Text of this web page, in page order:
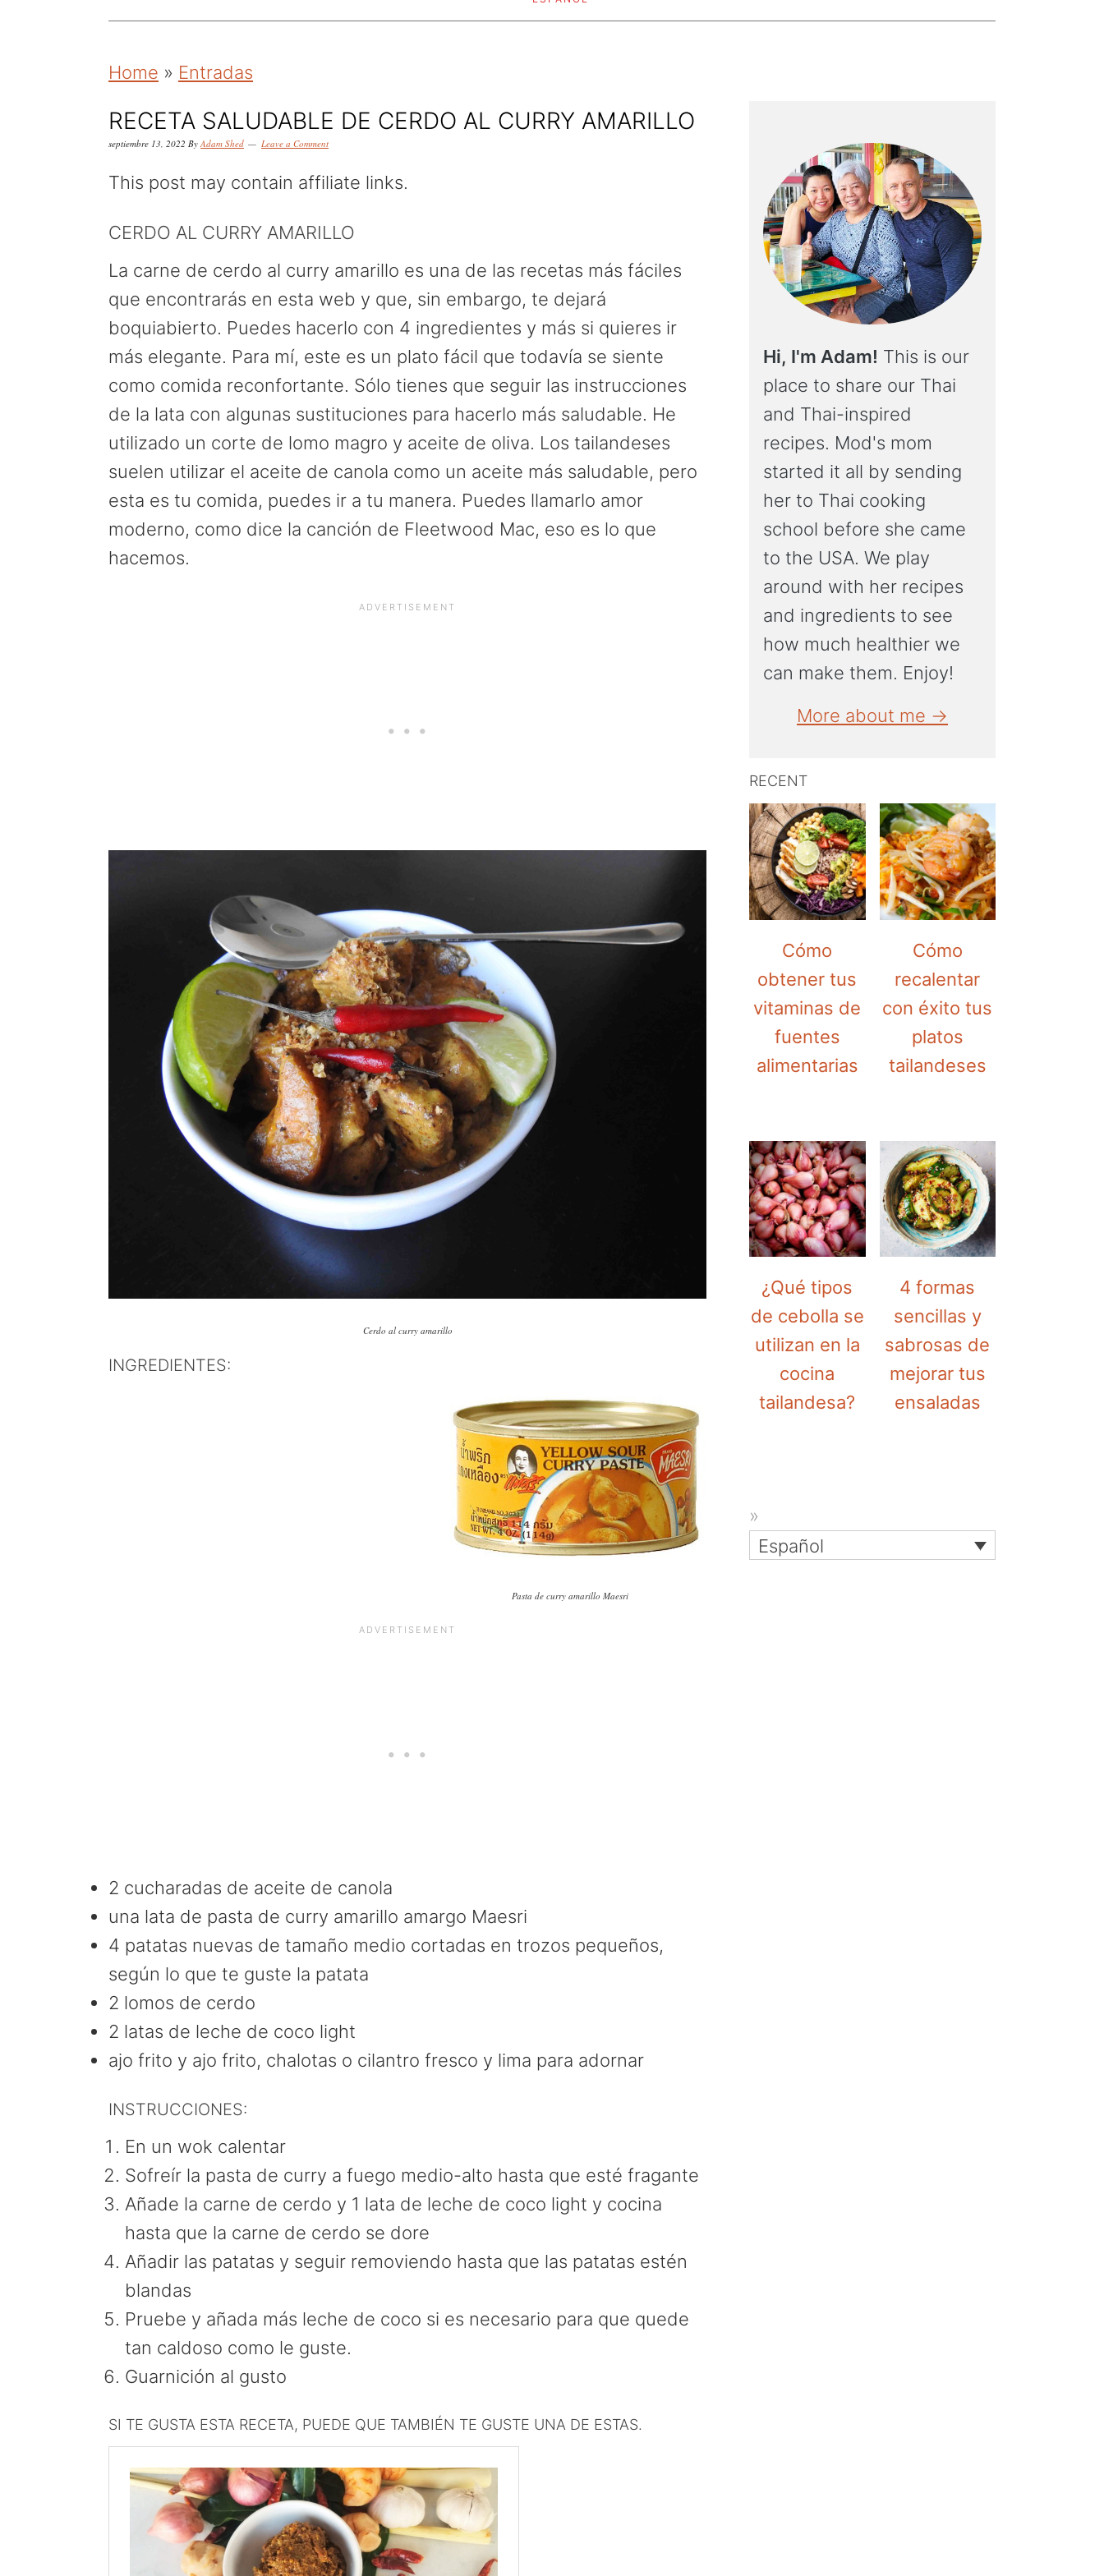
t
o
p
r
m
a
y
v
i
t
o
m
a
n
c
n
n
t
o
p
r
m
a
y
d
Home » Entradas
RECETA SALUDABLE DE CERDO AL CURRY AMARILLO
septiembre 13, 2022 ByAdam Shed Leave a Comment
This post may contain affiliate links.
CERDO AL CURRY AMARILLO
La carne de cerdo al curry amarillo es una de las recetas más fáciles
que encontrarás en esta web y que, sin embargo, te dejará
boquiabierto. Puedes hacerlo con 4 ingredientes y más si quieres ir
más elegante. Para mí, este es un plato fácil que todavía se siente
como comida reconfortante. Sólo tienes que seguir las instrucciones
de la lata con algunas sustituciones para hacerlo más saludable. He
utilizado un corte de lomo magro y aceite de oliva. Los tailandeses
suelen utilizar el aceite de canola como un aceite más saludable, pero
esta es tu comida, puedes ir a tu manera. Puedes llamarlo amor
moderno, como dice la canción de Fleetwood Mac, eso es lo que
hacemos.
Cerdo al curry amarillo
INGREDIENTES:
Pasta de curry amarillo Maesri
2 cucharadas de aceite de canola
una lata de pasta de curry amarillo amargo Maesri
4 patatas nuevas de tamaño medio cortadas en trozos pequeños,
según lo que te guste la patata
2 lomos de cerdo
2 latas de leche de coco light
ajo frito y ajo frito, chalotas o cilantro fresco y lima para adornar
INSTRUCCIONES:
En un wok calentar
Sofreír la pasta de curry a fuego medio-alto hasta que esté fragante
Añade la carne de cerdo y 1 lata de leche de coco light y cocina
hasta que la carne de cerdo se dore
Añadir las patatas y seguir removiendo hasta que las patatas estén
blandas
Pruebe y añada más leche de coco si es necesario para que quede
tan caldoso como le guste.
Guarnición al gusto
SI TE GUSTA ESTA RECETA, PUEDE QUE TAMBIÉN TE GUSTE UNA DE ESTAS.
Hi, I'm Adam! This is our
place to share our Thai
and Thai-inspired
recipes. Mod's mom
started it all by sending
her to Thai cooking
school before she came
to the USA. We play
around with her recipes
and ingredients to see
how much healthier we
can make them. Enjoy!
More about me →
RECENT
Cómo
obtener tus
vitaminas de
fuentes
alimentarias
Cómo
recalentar
con éxito tus
platos
tailandeses
¿Qué tipos
de cebolla se
utilizan en la
cocina
tailandesa?
4 formas
sencillas y
sabrosas de
mejorar tus
ensaladas
Español